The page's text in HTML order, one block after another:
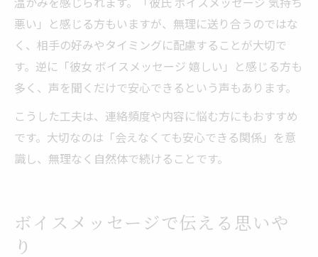
悪い」と感じる方もいますが、無理に送り合うのではな
く、相手の好みやタイミングに配慮することが大切で
す。逆に「彼女 ボイスメッセージ 嬉しい」と感じる方も
多く、声を聞くだけで安心できるという声もあります。
こうした工夫は、連絡頻度や内容に悩む方にもおすすめ
です。大切なのは「会えなくても安心できる関係」を意
識し、無理なく自然体で続けることです。
ボイスメッセージで伝える思いや
り